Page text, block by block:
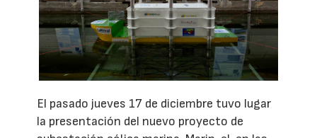
El pasado jueves 17 de diciembre tuvo lugar
la presentación del nuevo proyecto de